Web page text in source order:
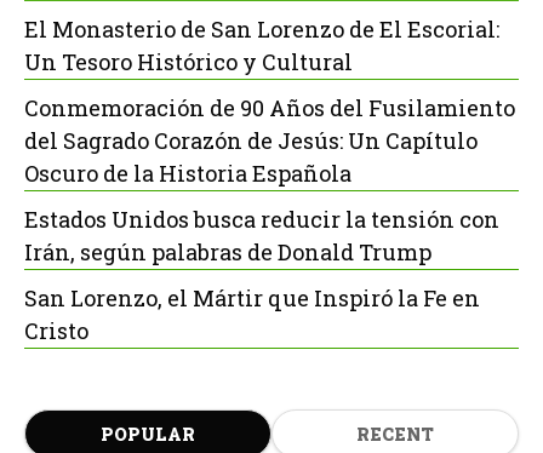
El Monasterio de San Lorenzo de El Escorial:
Un Tesoro Histórico y Cultural
Conmemoración de 90 Años del Fusilamiento
del Sagrado Corazón de Jesús: Un Capítulo
Oscuro de la Historia Española
Estados Unidos busca reducir la tensión con
Irán, según palabras de Donald Trump
San Lorenzo, el Mártir que Inspiró la Fe en
Cristo
POPULAR RECENT